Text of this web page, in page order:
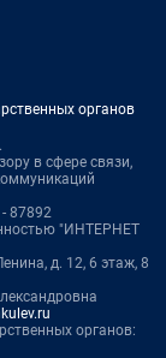
органов
в сфере связи,
87892
"ИНТЕРНЕТ
д. 12, 6 этаж, 8
органов: